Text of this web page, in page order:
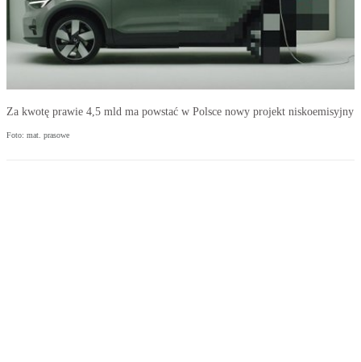
Za kwotę prawie 4,5 mld ma powstać w Polsce nowy projekt niskoemisyjny
Foto: mat. prasowe